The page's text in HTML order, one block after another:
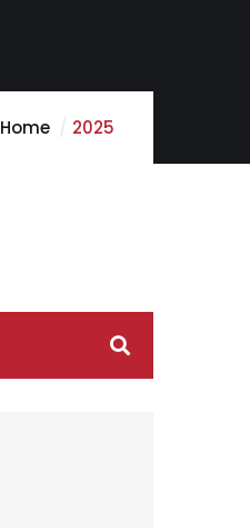
Home 2025